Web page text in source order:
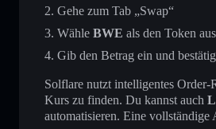
Gehe zum Tab „Swap“
Wähle BWE als den Token
Gib den Betrag ein und
Solflare nutzt intelligentes
Kurs zu finden. Du kannst auch
automatisieren. Eine